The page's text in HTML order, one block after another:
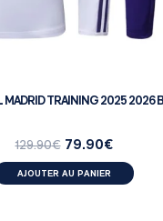
MADRID TRAINING 2025 2026
129.90€ 79.90€
AJOUTER AU PANIER